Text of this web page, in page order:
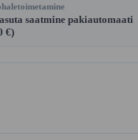
saatmine pakiautomaati
€)